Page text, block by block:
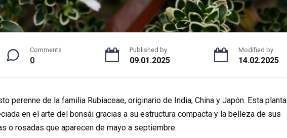
Comments
0
Published by
09.01.2025
Modified by
14.02.2025
perenne de la familia Rubiaceae, originario de India, China y Japón. Esta planta
en el arte del bonsái gracias a su estructura compacta y la belleza de sus
o rosadas que aparecen de mayo a septiembre.